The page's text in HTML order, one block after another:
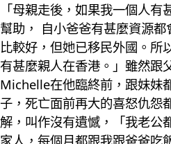
「母親走後，如果我一個人
幫助， 自小爸爸有甚麼資源
比較好，但她已移民外國。所
有甚麼親人在香港。」雖然跟
Michelle在他臨終前，跟妹妹
子，死亡面前再大的喜怒仇怨
解，叫作沒有遺憾，「我老公
家人，每個月都跟我跟爸爸吃